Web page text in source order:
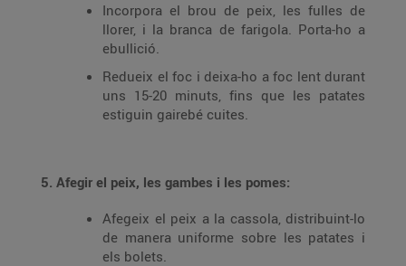
Incorpora el brou de peix, les fulles de
llorer, i la branca de farigola. Porta-ho a
ebullició.
Redueix el foc i deixa-ho a foc lent durant
uns 15-20 minuts, fins que les patates
estiguin gairebé cuites.
5. Afegir el peix, les gambes i les pomes:
Afegeix el peix a la cassola, distribuint-lo
de manera uniforme sobre les patates i
els bolets.